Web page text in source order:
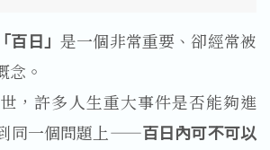
「百日」是一個非常重要、卻經常被
念。
，許多人生重大事件是否能夠進
同一個問題上——百日內可不可以